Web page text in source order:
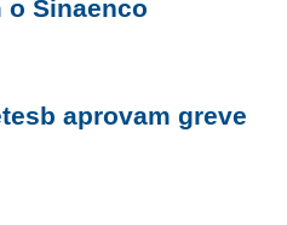
o Sinaenco
aprovam greve